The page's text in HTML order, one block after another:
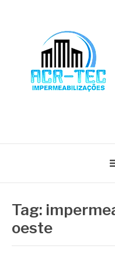
Tag:
oeste